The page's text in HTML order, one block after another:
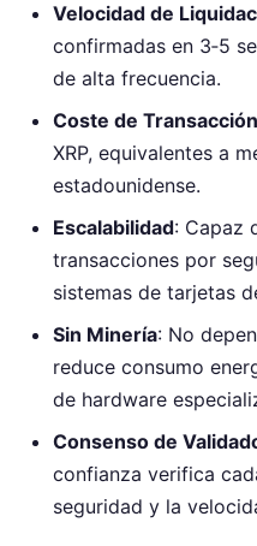
Velocidad de
confirmadas en 3‑5
de alta frecuencia.
Coste de Transacción
XRP, equivalentes a
estadounidense.
Escalabilidad: Capaz
transacciones por
sistemas de tarjetas
Sin Minería: No
reduce consumo
de hardware
Consenso de
confianza verifica
seguridad y la